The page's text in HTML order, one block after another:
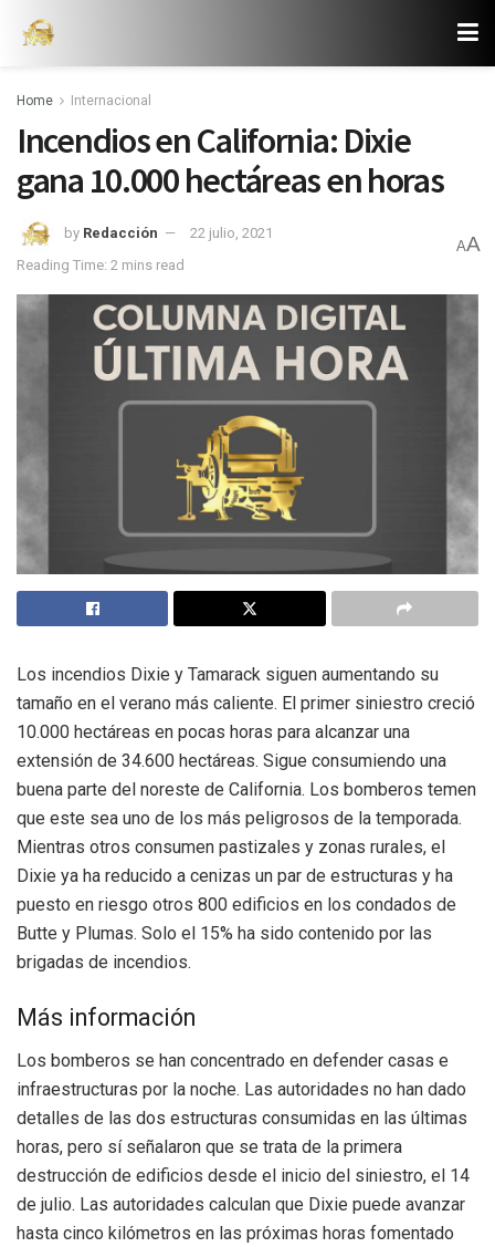
Home Internacional
Incendios en California: Dixie
gana 10.000 hectáreas en horas
by Redacción
22 julio, 2021
Reading Time: 2 mins read
AA
Los incendios Dixie y Tamarack siguen aumentando su
tamaño en el verano más caliente. El primer siniestro creció
10.000 hectáreas en pocas horas para alcanzar una
extensión de 34.600 hectáreas. Sigue consumiendo una
buena parte del noreste de California. Los bomberos temen
que este sea uno de los más peligrosos de la temporada.
Mientras otros consumen pastizales y zonas rurales, el
Dixie ya ha reducido a cenizas un par de estructuras y ha
puesto en riesgo otros 800 edificios en los condados de
Butte y Plumas. Solo el 15% ha sido contenido por las
brigadas de incendios.
Más información
Los bomberos se han concentrado en defender casas e
infraestructuras por la noche. Las autoridades no han dado
detalles de las dos estructuras consumidas en las últimas
horas, pero sí señalaron que se trata de la primera
destrucción de edificios desde el inicio del siniestro, el 14
de julio. Las autoridades calculan que Dixie puede avanzar
hasta cinco kilómetros en las próximas horas fomentado